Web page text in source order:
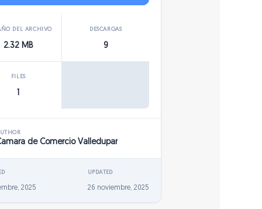
DEL ARCHIVO
2.32 MB
DESCARGAS
9
FILES
1
de Comercio Valledupar
2025
UPDATED
26 noviembre, 2025